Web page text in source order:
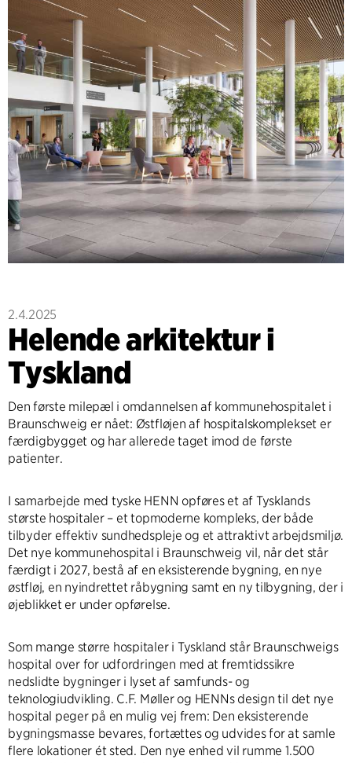
2.4.2025
Helende arkitektur i
Tyskland
Den første milepæl i omdannelsen af kommunehospitalet i
Braunschweig er nået: Østfløjen af hospitalskomplekset er
færdigbygget og har allerede taget imod de første
patienter.
I samarbejde med tyske HENN opføres et af Tysklands
største hospitaler – et topmoderne kompleks, der både
tilbyder effektiv sundhedspleje og et attraktivt arbejdsmiljø.
Det nye kommunehospital i Braunschweig vil, når det står
færdigt i 2027, bestå af en eksisterende bygning, en nye
østfløj, en nyindrettet råbygning samt en ny tilbygning, der i
øjeblikket er under opførelse.
Som mange større hospitaler i Tyskland står Braunschweigs
hospital over for udfordringen med at fremtidssikre
nedslidte bygninger i lyset af samfunds- og
teknologiudvikling. C.F. Møller og HENNs design til det nye
hospital peger på en mulig vej frem: Den eksisterende
bygningsmasse bevares, fortættes og udvides for at samle
flere lokationer ét sted. Den nye enhed vil rumme 1.500